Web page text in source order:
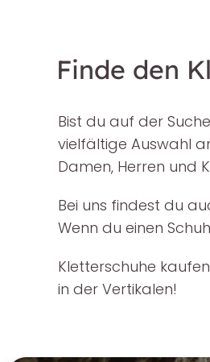
Finde den
Bist du auf der
vielfältige Auswahl
Damen, Herren und
Bei uns findest du
Wenn du einen
Kletterschuhe
in der Vertikalen!